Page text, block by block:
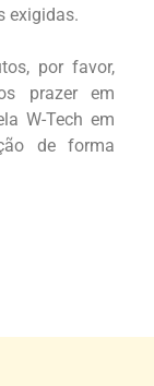
exigidas.
por favor,
prazer em
W-Tech em
de forma